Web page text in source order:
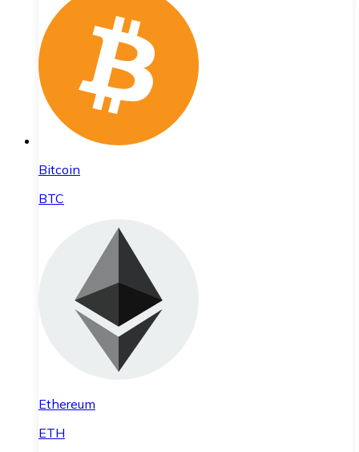
Bitcoin
BTC
Ethereum
ETH